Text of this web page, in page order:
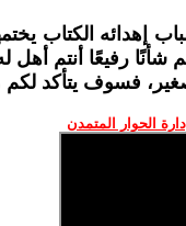
إهدائه الكتاب
رفيعًا أنتم أهل
فسوف يتأكد
الحوار المتمدن